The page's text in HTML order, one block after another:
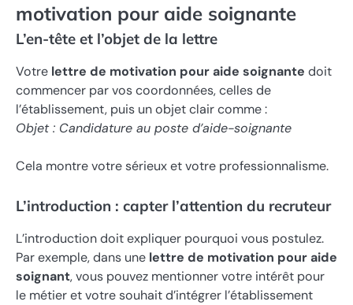
motivation pour aide soignante
L’en-tête et l’objet de la lettre
Votre lettre de motivation pour aide soignante doit
commencer par vos coordonnées, celles de
l’établissement, puis un objet clair comme :
Objet : Candidature au poste d’aide-soignante
Cela montre votre sérieux et votre professionnalisme.
L’introduction : capter l’attention du recruteur
L’introduction doit expliquer pourquoi vous postulez.
Par exemple, dans une lettre de motivation pour aide
soignant, vous pouvez mentionner votre intérêt pour
le métier et votre souhait d’intégrer l’établissement